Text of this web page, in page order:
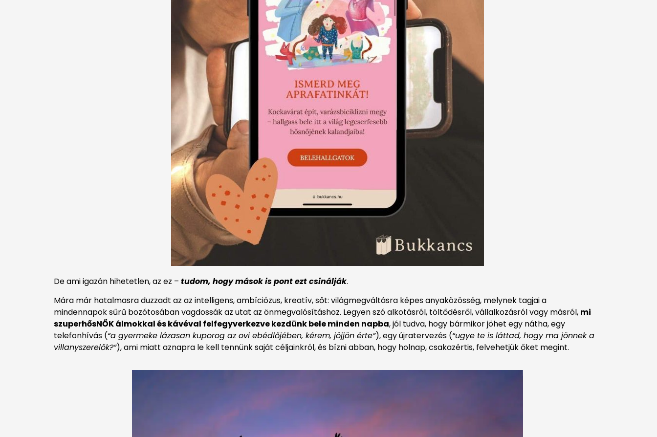
De ami igazán hihetetlen, az ez – tudom, hogy mások is pont ezt csinálják.
Mára már hatalmasra duzzadt az az intelligens, ambíciózus, kreatív, sőt: világmegváltásra képes anyaközösség, melynek tagjai a
mindennapok sűrű bozótosában vagdossák az utat az önmegvalósításhoz. Legyen szó alkotásról, töltődésről, vállalkozásról vagy másról, mi
szuperhősNŐK álmokkal és kávéval felfegyverkezve kezdünk bele minden napba, jól tudva, hogy bármikor jöhet egy nátha, egy
telefonhívás (“a gyermeke lázasan kuporog az ovi ebédlőjében, kérem, jöjjön érte”), egy újratervezés (“ugye te is láttad, hogy ma jönnek a
villanyszerelők?”), ami miatt aznapra le kell tennünk saját céljainkról, és bízni abban, hogy holnap, csakazértis, felvehetjük őket megint.